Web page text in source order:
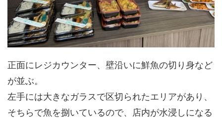
正面にレジカウンター、壁沿いに鮮魚の切り身など
が並ぶ。
左手には大きなガラスで区切られたエリアがあり、
そちらで魚を捌いているので、店内が水浸しになる